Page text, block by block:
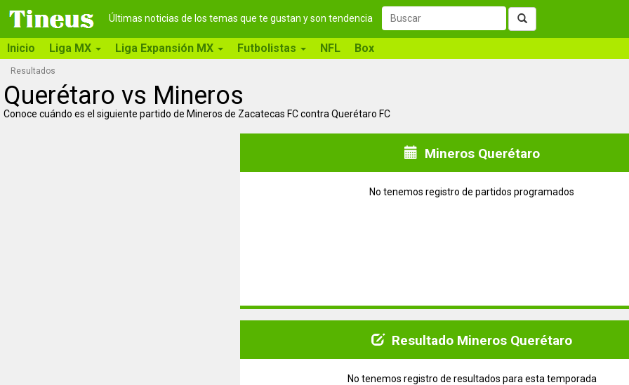
Últimas noticias de los temas que te gustan y son tendencia
Inicio Liga MX Liga Expansión MX Futbolistas NFL Box
Resultados
Querétaro vs Mineros
Conoce cuándo es el siguiente partido de Mineros de Zacatecas FC contra Querétaro FC
Mineros Querétaro
No tenemos registro de partidos programados
Resultado Mineros Querétaro
No tenemos registro de resultados para esta temporada